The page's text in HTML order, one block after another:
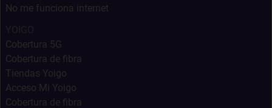
No me funciona internet
Cobertura 5G
Cobertura de fibra
Tiendas Yoigo
Acceso Mi Yoigo
Cobertura de fibra